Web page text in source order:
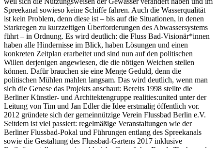
Spreekanal sowieso keine Schiffe fahren. Auch die Wasserqualität
ist kein Problem, denn diese ist – bis auf die Situationen, in denen
Starkregen zu kurzzeitigen Überforderungen des Abwassersystems
führt – in Ordnung. Es wird deutlich: die Fluss Bad-Visionär*innen
haben alle Hindernisse im Blick, haben Lösungen und einen
konkreten Zeitplan erarbeitet und sind nun auf den politischen
Willen derjenigen angewiesen, die die nötigen Weichen stellen
können. Dafür brauchen sie eine Menge Geduld, denn die
politischen Mühlen mahlen langsam. Das wird deutlich, wenn man
sich die Genese das Projekts anschaut: Bereits 1998 stellte die
Berliner Künstler- und Architektengruppe realities:united unter der
Leitung von Tim und Jan Edler die Idee erstmalig öffentlich vor.
2012 gründete sich der gemeinnützige Verein Flussbad Berlin e.V.
Seitdem ist viel passiert: regelmäßige Veranstaltungen wie der
Berliner Flussbad-Pokal und Führungen entlang des Spreekanals
sowie die Gestaltung des Flussbad-Gartens 2017 inklusive